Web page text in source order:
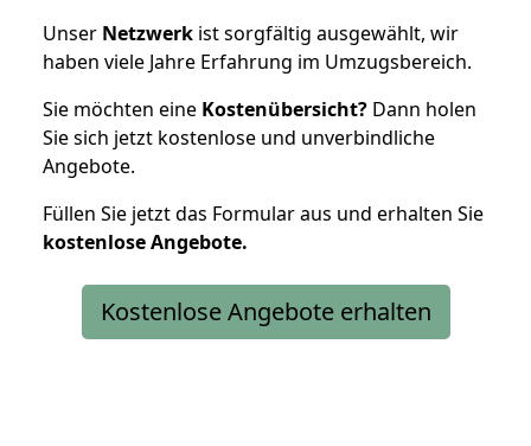
Unser Netzwerk ist sorgfältig ausgewählt, wir
haben viele Jahre Erfahrung im Umzugsbereich.
Sie möchten eine Kostenübersicht? Dann holen
Sie sich jetzt kostenlose und unverbindliche
Angebote.
Füllen Sie jetzt das Formular aus und erhalten Sie
kostenloseAngebote.
Kostenlose Angebote erhalten